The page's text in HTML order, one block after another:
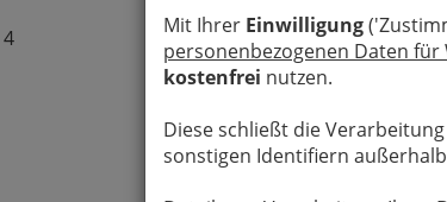
Mit Ihrer Einwilligung
personenbezogenen Daten für
kostenfrei nutzen.
Diese schließt die
sonstigen Identifiern außerhalb